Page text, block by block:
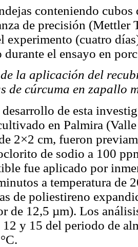
conteniendo
de precisión (Mettler
experimento (cuatro
durante el ensayo en
la aplicación del
de cúrcuma en zapallo
desarrollo de esta
en Palmira
2×2 cm, fueron
de sodio a 100
fue aplicado por
a temperatura de
de poliestireno
de 12,5 µm). Los
12 y 15 del periodo de